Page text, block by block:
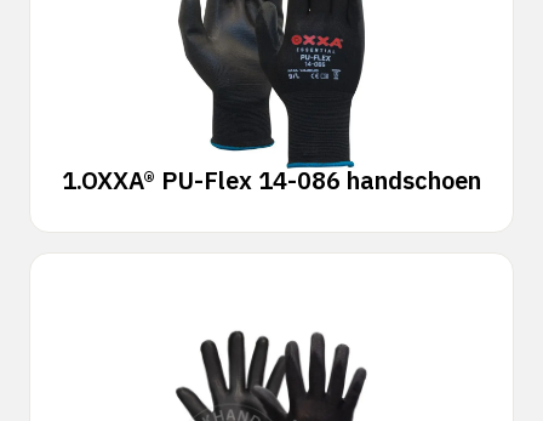
1.OXXA® PU-Flex 14-086 handschoen